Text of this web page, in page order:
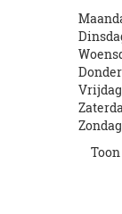
Vrijdag
Zondag